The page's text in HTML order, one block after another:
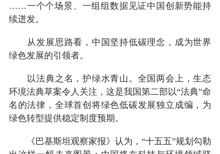
……一个个场景、一组组数据见证中国创新势能持
续迸发。
从发展思路看，中国坚持低碳理念，成为世界
绿色发展的引领者。
以法典之名，护绿水青山。全国两会上，生态
环境法典草案令人关注，这是我国第二部以“法典”命
名的法律，全球首创将绿色低碳发展独立成编，为
绿色转型提供稳定制度预期。
《巴基斯坦观察家报》认为，“十五五”规划勾勒